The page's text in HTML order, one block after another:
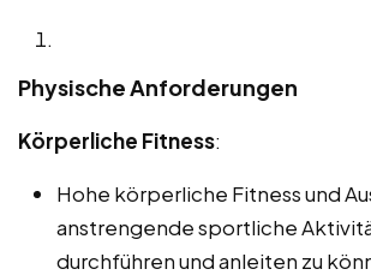
Physische Anforderungen
Körperliche Fitness:
Hohe körperliche Fitness und
anstrengende sportliche
durchführen und anleiten zu